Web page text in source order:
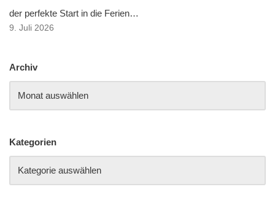
der perfekte Start in die Ferien…
9. Juli 2026
Archiv
Kategorien